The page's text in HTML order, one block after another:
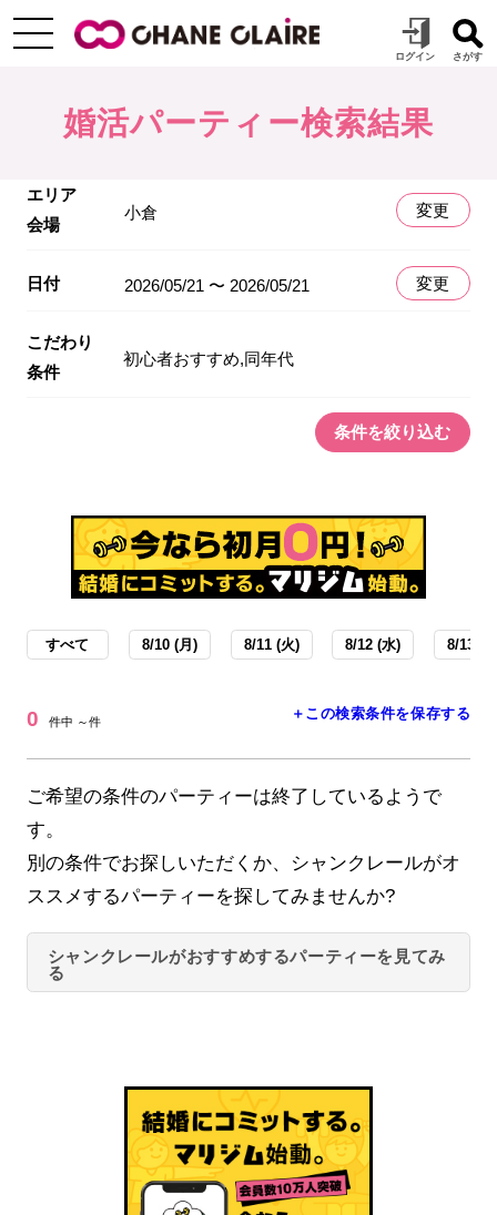
婚活パーティー検索結果
エリア
会場
小倉 変更
日付 2026/05/21 〜 2026/05/21 変更
こだわり
条件
初心者おすすめ,同年代
条件を絞り込む
すべて 8/10 (月) 8/11 (火) 8/12 (水) 8/13 (
0 件中 ～件 ＋この検索条件を保存する
ご希望の条件のパーティーは終了しているようで
す。
別の条件でお探しいただくか、シャンクレールがオ
ススメするパーティーを探してみませんか?
シャンクレールがおすすめするパーティーを見てみ
る